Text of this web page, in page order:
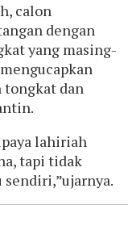
calon
dengan
yang masing-
tongkat dan
lahiriah
tapi tidak